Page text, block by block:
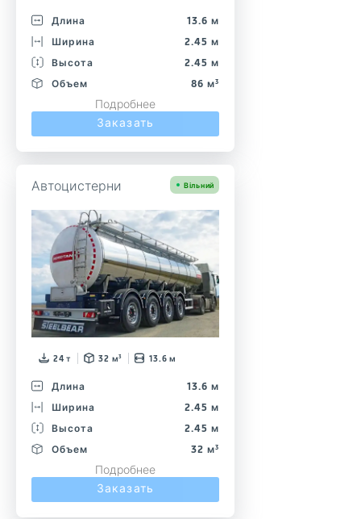
Длина
13.6 м
Ширина
2.45 м
Высота
2.45 м
Объем
86 м³
Подробнее
Заказать
Автоцистерни Вільний
24 т 32 м³ 13.6 м
Длина
13.6 м
Ширина
2.45 м
Высота
2.45 м
Объем
32 м³
Подробнее
Заказать